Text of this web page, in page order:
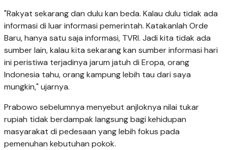
"Rakyat sekarang dan dulu kan beda. Kalau dulu tidak ada
informasi di luar informasi pemerintah. Katakanlah Orde
Baru, hanya satu saja informasi, TVRI. Jadi kita tidak ada
sumber lain, kalau kita sekarang kan sumber informasi hari
ini peristiwa terjadinya jarum jatuh di Eropa, orang
Indonesia tahu, orang kampung lebih tau dari saya
mungkin," ujarnya.
Prabowo sebelumnya menyebut anjloknya nilai tukar
rupiah tidak berdampak langsung bagi kehidupan
masyarakat di pedesaan yang lebih fokus pada
pemenuhan kebutuhan pokok.